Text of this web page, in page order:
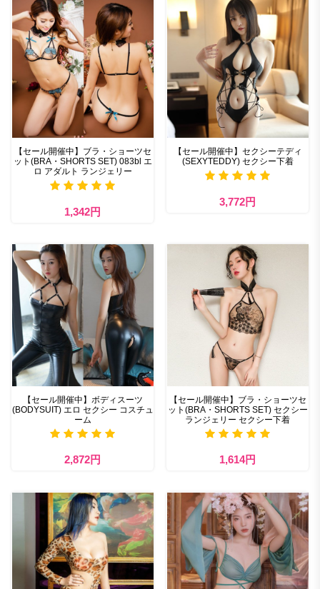
【セール開催中】ブラ・ショーツセ
ット(BRA・SHORTS SET) 083bl エ
ロ アダルト ランジェリー
1,342円
【セール開催中】セクシーテディ
(SEXYTEDDY) セクシー下着
3,772円
【セール開催中】ボディスーツ
(BODYSUIT) エロ セクシー コスチュ
ーム
2,872円
【セール開催中】ブラ・ショーツセ
ット(BRA・SHORTS SET) セクシー
ランジェリー セクシー下着
1,614円